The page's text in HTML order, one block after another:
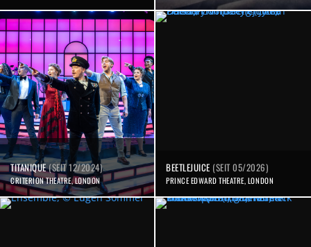
TITANIQUE(SEIT 12/2024)
CRITERION THEATRE, LONDON
BEETLEJUICE (SEIT 05/2026)
PRINCE EDWARD THEATRE, LONDON